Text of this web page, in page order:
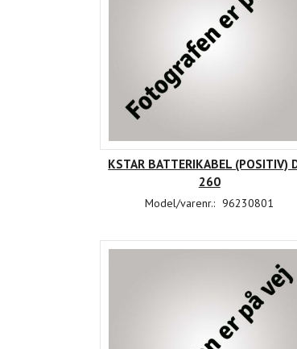
KSTAR BATTERIKABEL (POSITIV)
260
Model/varenr.: 96230801